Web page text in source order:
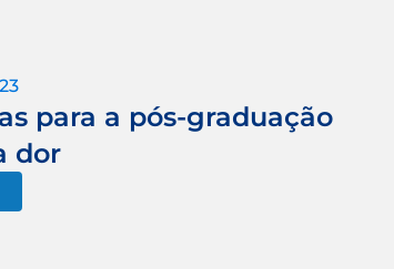
para a pós-graduação
dor